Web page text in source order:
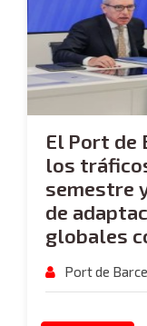
El Port de
los
semestre
de
globales
Port de